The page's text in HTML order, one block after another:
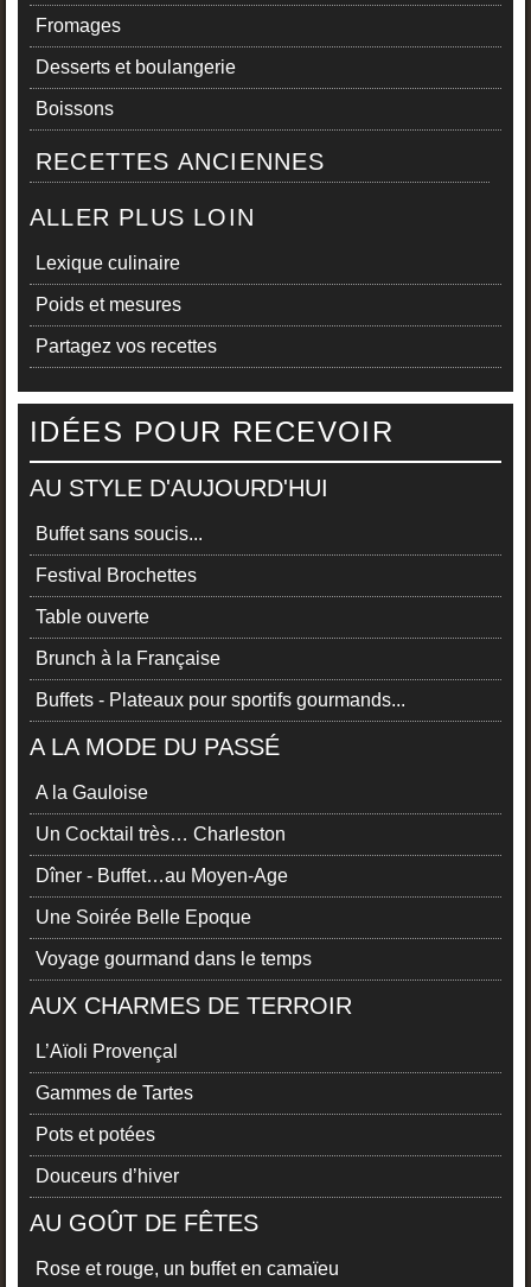
Fromages
Desserts et boulangerie
Boissons
RECETTES ANCIENNES
ALLER PLUS LOIN
Lexique culinaire
Poids et mesures
Partagez vos recettes
IDÉES POUR RECEVOIR
AU STYLE D'AUJOURD'HUI
Buffet sans soucis...
Festival Brochettes
Table ouverte
Brunch à la Française
Buffets - Plateaux pour sportifs gourmands...
A LA MODE DU PASSÉ
A la Gauloise
Un Cocktail très… Charleston
Dîner - Buffet…au Moyen-Age
Une Soirée Belle Epoque
Voyage gourmand dans le temps
AUX CHARMES DE TERROIR
L’Aïoli Provençal
Gammes de Tartes
Pots et potées
Douceurs d’hiver
AU GOÛT DE FÊTES
Rose et rouge, un buffet en camaïeu